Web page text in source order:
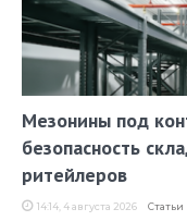
Мезонины под
безопасность
ритейлеров
14:14, 4 августа 2026 Статьи